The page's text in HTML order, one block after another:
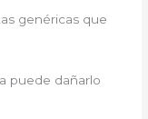
genéricas que
puede dañarlo